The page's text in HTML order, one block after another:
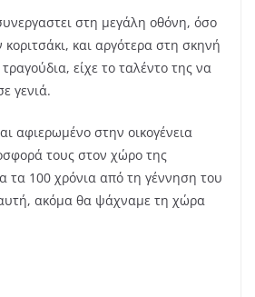
στη μεγάλη οθόνη, όσο
και αργότερα στη σκηνή
είχε το ταλέντο της να
γενιά.
αφιερωμένο στην οικογένεια
τους στον χώρο της
τα 100 χρόνια από τη γέννηση του
ακόμα θα ψάχναμε τη χώρα